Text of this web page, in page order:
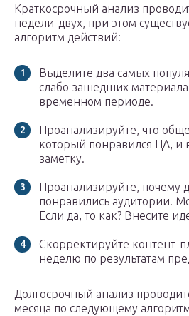
Краткосрочный анализ
недели-двух, при этом
алгоритм действий:
Выделите два самых
слабо зашедших
временном периоде.
Проанализируйте, что
который понравился ЦА, и
заметку.
Проанализируйте, почему
понравились аудитории.
Если да, то как? Внесите
Скорректируйте контент-
неделю по результатам
Долгосрочный анализ
месяца по следующему